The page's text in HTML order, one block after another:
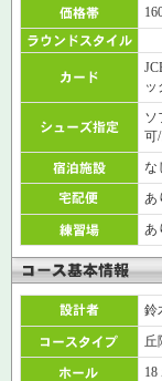
ッ
ソ
可
な
あ
あ
丘
18